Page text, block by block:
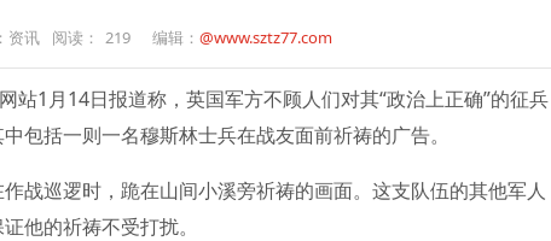
资讯 阅读： 219 编辑：@www.sztz77.com
1月14日报道称，英国军方不顾人们对其“政治上正确”的征兵
包括一则一名穆斯林士兵在战友面前祈祷的广告。
战巡逻时，跪在山间小溪旁祈祷的画面。这支队伍的其他军人
他的祈祷不受打扰。